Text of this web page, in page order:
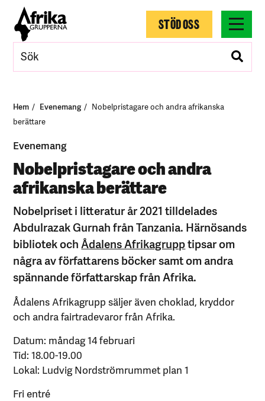
STÖD OSS
Hem Evenemang
Nobelpristagare och andra afrikanska
berättare
Evenemang
Nobelpristagare och andra
afrikanska berättare
Nobelpriset i litteratur år 2021 tilldelades
Abdulrazak Gurnah från Tanzania. Härnösands
bibliotek ochÅdalens Afrikagrupptipsar om
några av författarens böcker samt om andra
spännande författarskap från Afrika.
Ådalens Afrikagrupp säljer även choklad, kryddor
och andra fairtradevaror från Afrika.
Datum: måndag 14 februari
Tid: 18.00-19.00
Lokal: Ludvig Nordströmrummet plan 1
Fri entré